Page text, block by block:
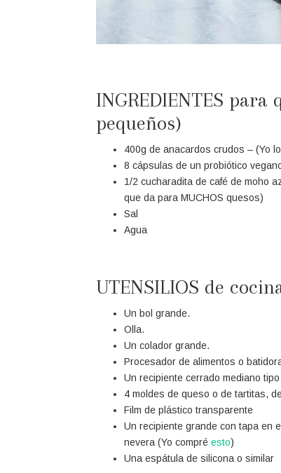
INGREDIENTES para
pequeños)
400g de anacardos crudos – (Yo
8 cápsulas de un probiótico
1/2 cucharadita de café de moho
que da para MUCHOS quesos)
Sal
Agua
UTENSILIOS de
Un bol grande.
Olla.
Un colador grande.
Procesador de alimentos o
Un recipiente cerrado mediano
4 moldes de queso o de tartitas,
Film de plástico transparente
Un recipiente grande con tapa en
nevera (Yo compré esto)
Una espátula de silicona o similar